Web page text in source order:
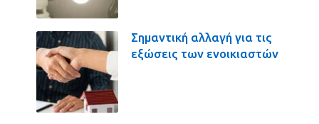
Σημαντική αλλαγή για τις
εξώσεις των ενοικιαστών